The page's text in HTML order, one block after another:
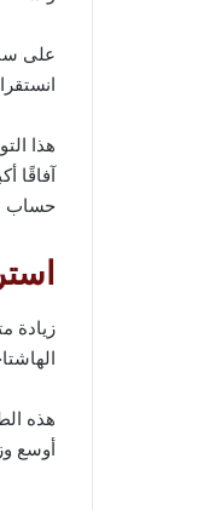
على
هذا
آفاقًا
حساب
زيادة
هذه
أوسع